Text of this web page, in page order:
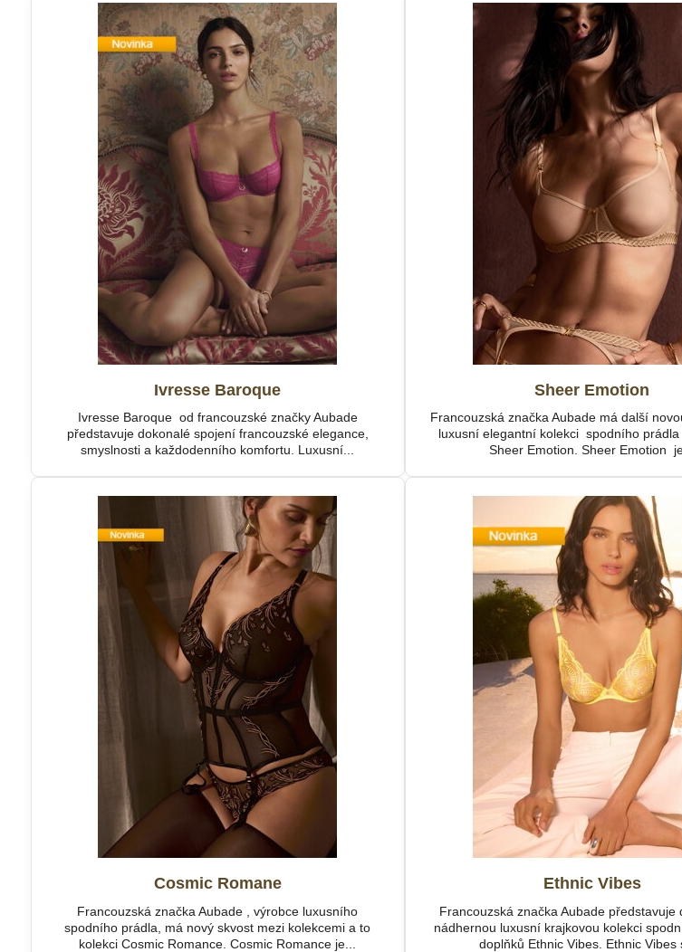
Ivresse Baroque
Ivresse Baroque od francouzské značky Aubade
představuje dokonalé spojení francouzské elegance,
smyslnosti a každodenního komfortu. Luxusní...
Sheer Emotion
Francouzská značka Aubade má další
luxusní elegantní kolekci spodního
Sheer Emotion. Sheer Emotion
Cosmic Romane
Francouzská značka Aubade , výrobce luxusního
spodního prádla, má nový skvost mezi kolekcemi a to
kolekci Cosmic Romance. Cosmic Romance je...
Ethnic Vibes
Francouzská značka Aubade představuje
nádhernou luxusní krajkovou kolekci
doplňků Ethnic Vibes. Ethnic Vibes